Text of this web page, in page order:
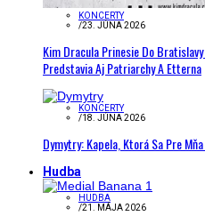
KONCERTY
/23. JÚNA 2026
Kim Dracula Prinesie Do
Predstavia Aj Patriarchy A Etterna
KONCERTY
/18. JÚNA 2026
Dymytry: Kapela, Ktorá Sa Pre
Hudba
HUDBA
/21. MÁJA 2026